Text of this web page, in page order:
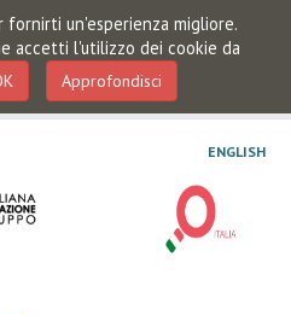
fornirti un'esperienza migliore.
accetti l'utilizzo dei cookie da
Approfondisci
ENGLISH